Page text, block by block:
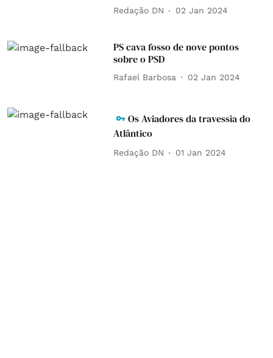
Redação DN 02 Jan 2024
PS cava fosso de nove pontos
sobre o PSD
Rafael Barbosa 02 Jan 2024
Os Aviadores da travessia do
Atlântico
Redação DN 01 Jan 2024